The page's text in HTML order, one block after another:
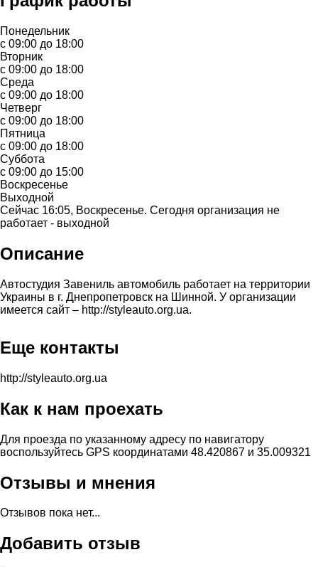
Понедельник
с 09:00 до 18:00
Вторник
с 09:00 до 18:00
Среда
с 09:00 до 18:00
Четверг
с 09:00 до 18:00
Пятница
с 09:00 до 18:00
Суббота
с 09:00 до 15:00
Воскресенье
Выходной
Сейчас 16:05, Воскресенье. Сегодня организация не
работает - выходной
Описание
Автостудия Завениль автомобиль работает на территории
Украины в г. Днепропетровск на Шинной. У организации
имеется сайт – http://styleauto.org.ua.
Еще контакты
http://styleauto.org.ua
Как к нам проехать
Для проезда по указанному адресу по навигатору
воспользуйтесь GPS координатами 48.420867 и 35.009321
Отзывы и мнения
Отзывов пока нет...
Добавить отзыв